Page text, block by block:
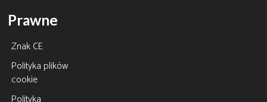
Prawne
Znak CE
Polityka plików
cookie